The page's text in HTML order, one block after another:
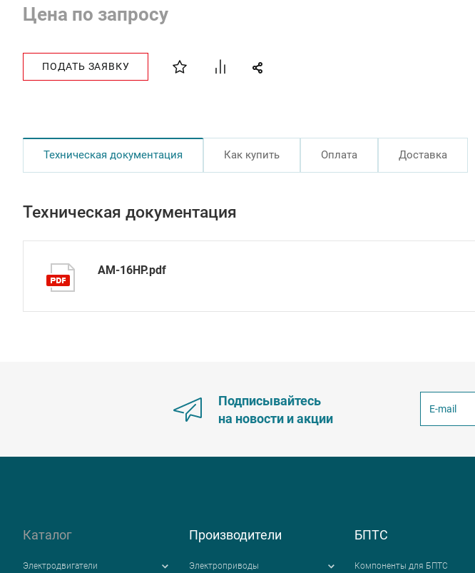
Цена по запросу
ПОДАТЬ ЗАЯВКУ
Техническая документация Как купить Оплата Доставка
Техническая документация
AM-16HP.pdf
Подписывайтесь
на новости и акции
Каталог
Электродвигатели
Производители
Электроприводы
БПТС
Компоненты для БПТС